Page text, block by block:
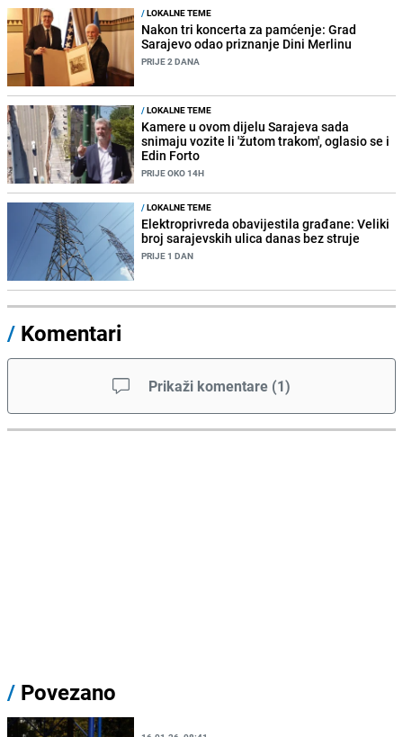
/LOKALNE TEME
Nakon tri koncerta za pamćenje: Grad
Sarajevo odao priznanje Dini Merlinu
PRIJE 2 DANA
/LOKALNE TEME
Kamere u ovom dijelu Sarajeva sada
snimaju vozite li 'žutom trakom', oglasio se i
Edin Forto
PRIJE OKO 14H
/LOKALNE TEME
Elektroprivreda obavijestila građane: Veliki
broj sarajevskih ulica danas bez struje
PRIJE 1 DAN
/ Komentari
Prikaži komentare (1)
/ Povezano